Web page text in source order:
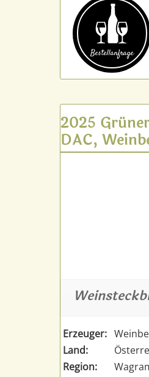
Bestell­anfrage
2025
DAC,
Erzeuger:
Land:
Region: